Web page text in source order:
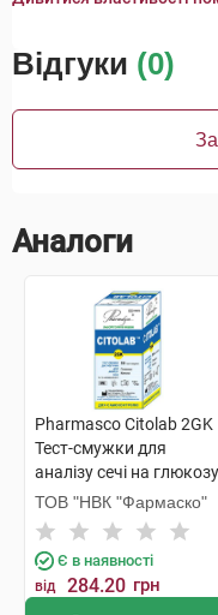
Відгуки (0)
Аналоги
Pharmasco Citolab 2GK
Тест-смужки для
аналізу сечі на глюкозу
і кетони 50 шт
ТОВ "НВК "Фармаско"
Є в наявності
від 284.20 грн